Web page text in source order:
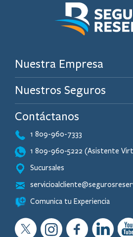
Nuestra Empresa
Nuestros Seguros
Contáctanos
1 809-960-7333
1 809-960-5222 (Asistente
Sucursales
Comunica tu Experiencia